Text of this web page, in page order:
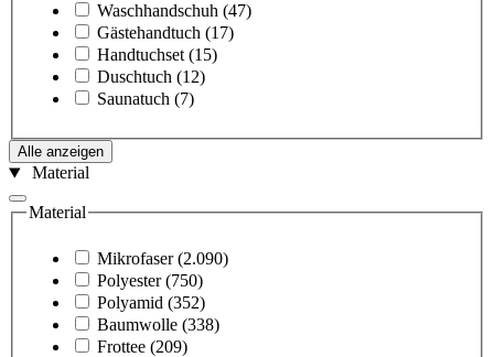
Waschhandschuh (47)
Gästehandtuch (17)
Handtuchset (15)
Duschtuch (12)
Saunatuch (7)
Alle anzeigen
Material
Material
Mikrofaser (2.090)
Polyester (750)
Polyamid (352)
Baumwolle (338)
Frottee (209)